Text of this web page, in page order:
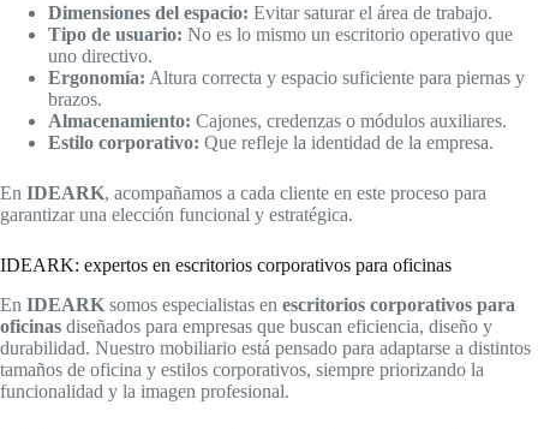
Dimensiones del espacio: Evitar saturar el área de trabajo.
Tipo de usuario: No es lo mismo un escritorio operativo que
uno directivo.
Ergonomía: Altura correcta y espacio suficiente para piernas y
brazos.
Almacenamiento: Cajones, credenzas o módulos auxiliares.
Estilo corporativo: Que refleje la identidad de la empresa.
En IDEARK, acompañamos a cada cliente en este proceso para
garantizar una elección funcional y estratégica.
IDEARK: expertos en escritorios corporativos para oficinas
En IDEARK somos especialistas en escritorios corporativos para
oficinas diseñados para empresas que buscan eficiencia, diseño y
durabilidad. Nuestro mobiliario está pensado para adaptarse a distintos
tamaños de oficina y estilos corporativos, siempre priorizando la
funcionalidad y la imagen profesional.